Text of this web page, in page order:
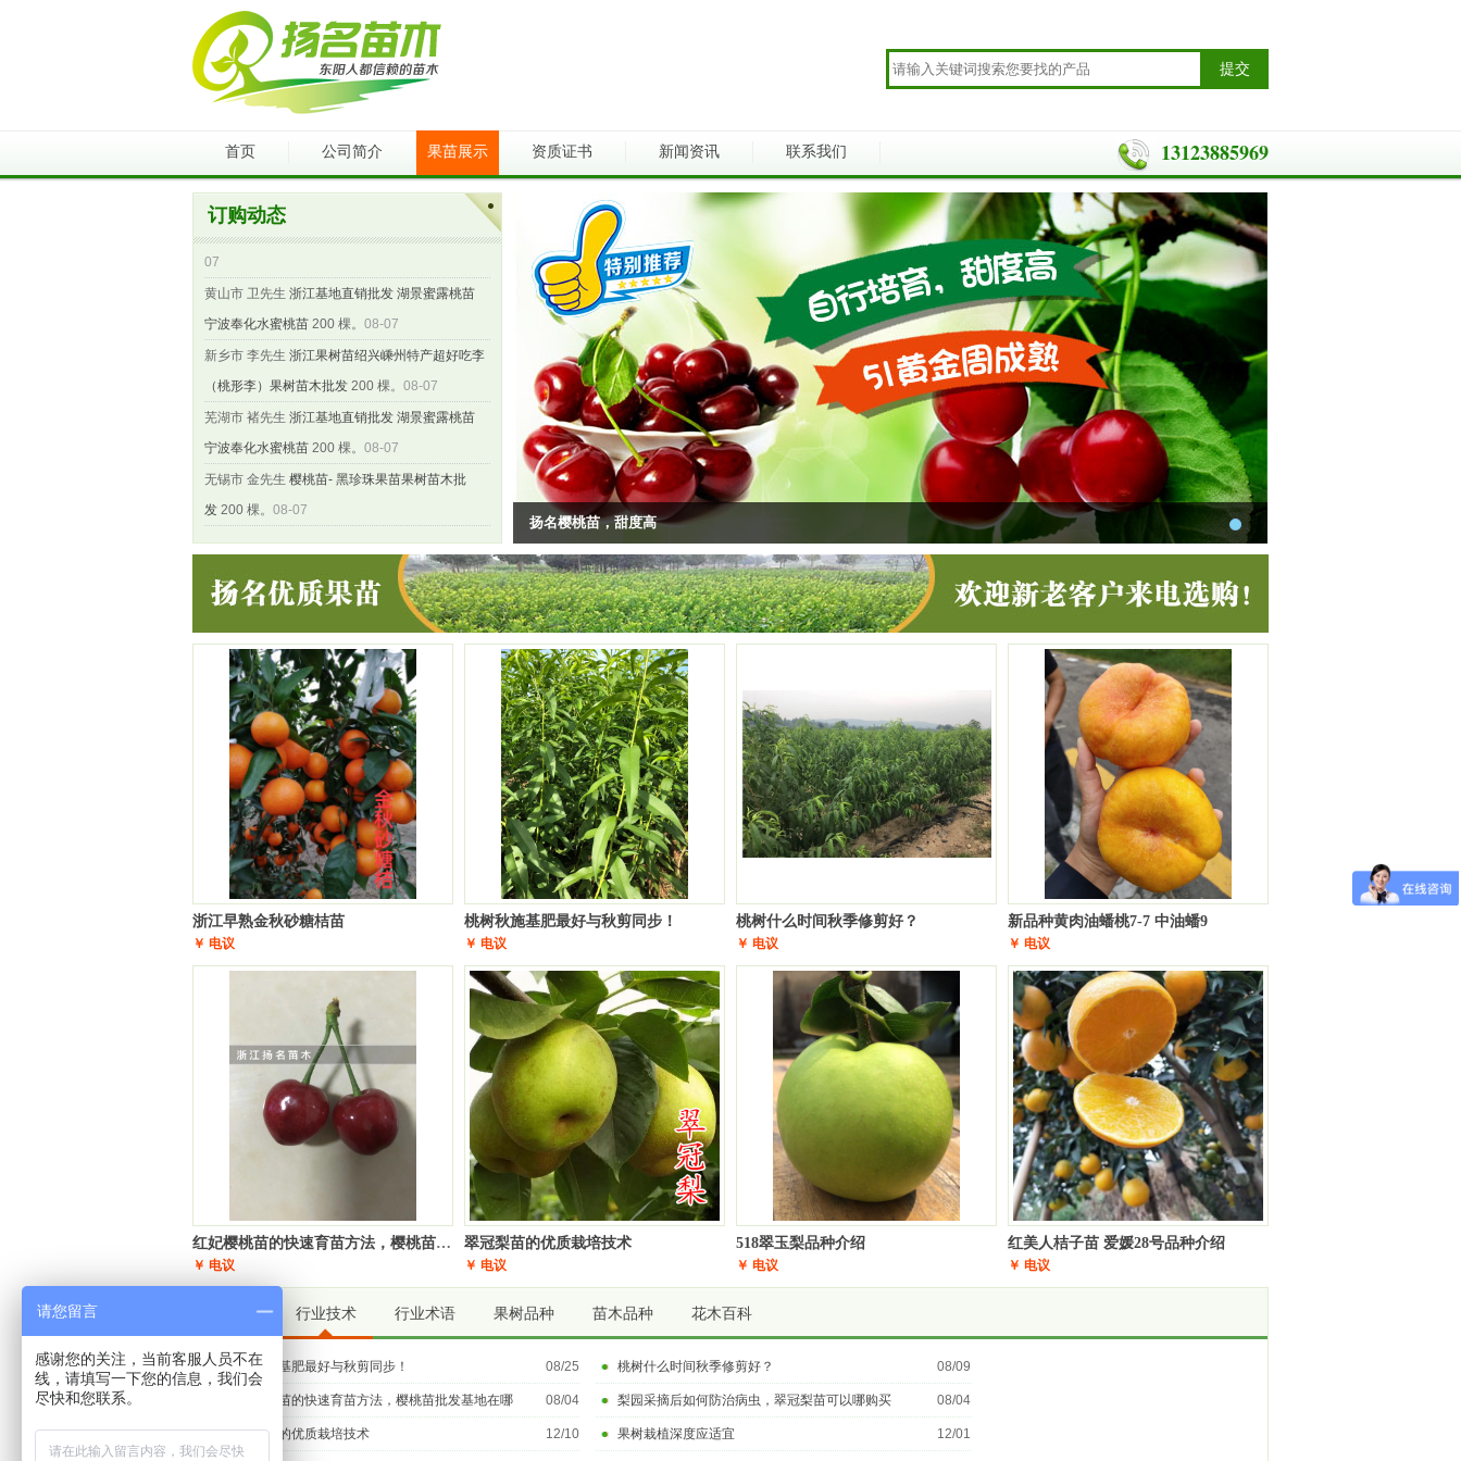
13123885969
首页 公司简介 果苗展示 资质证书 新闻资讯 联系我们
订购动态
驻马店市 何先生
浙江基地直销批发 大分早生苗
07
黄山市 卫先生 浙江基地直销批发 湖景蜜露桃苗
宁波奉化水蜜桃苗 200 棵。 08-07
新乡市 李先生 浙江果树苗绍兴嵊州特产超好吃李
（桃形李）果树苗木批发 200 棵。 08-07
芜湖市 褚先生 浙江基地直销批发 湖景蜜露桃苗
宁波奉化水蜜桃苗 200 棵。 08-07
无锡市 金先生 樱桃苗- 黑珍珠果苗果树苗木批
发 200 棵。 08-07
金华市 水先生浙江基地直销批发 湖景蜜露桃苗
08-07
舟山市 秦先生浙江 扬名果苗之樱桃果苗-葛家坞
果树苗木批发200 棵。08-07
周口市 凤先生盆栽果树苗金桔苗橘子树苗砂糖桔
桔子苗无籽蜜橘子当年结果苗200 棵。
巢湖市 杨先生浙江高糖度中熟锦绣黄桃苗新品种
果树苗 扬名果苗果树苗木批发 300 棵。
驻马店市 水先生浙江高糖度中熟锦绣黄桃苗新品
种果树苗 扬名果苗果树苗木批发200 棵。
黄山市 赵先生浙江基地直销批发 大分早生苗 大
分一号桔苗 特早熟大分1号橘树苗200 棵。
芜湖市 孙先生浙江【超低价出售】518翠玉果树
苗果树苗木批发
南京市 王先生浙江高糖度中熟锦绣黄桃苗新品种
果树苗 扬名果苗果树苗木批发
浙江基地直销批发 湖景蜜露桃苗
宁波奉化水蜜桃苗200 棵。08-07
阜阳市 马先生金华【超低价出售】82翠冠梨苗果
树苗果树苗木批发
300 棵。08-07
樱桃苗- 黑珍珠果苗果树苗木批
无锡市 窦先生盆栽果树苗金桔苗橘子树苗砂糖桔
桔子苗无籽蜜橘子当年结果苗300 棵。08-07
滁州市 吴先生盆栽果树苗金桔苗橘子树苗砂糖桔
桔子苗无籽蜜橘子当年结果苗
200 棵。08-07
（桃形李）果树苗木批发 200 棵。
安庆市 周先生浙江高糖度中熟锦绣黄桃苗新品种
果树苗 扬名果苗果树苗木批发
扬名樱桃苗，甜度高
浙江早熟金秋砂糖桔苗
￥ 电议
桃树秋施基肥最好与秋剪同步！
￥ 电议
桃树什么时间秋季修剪好？
￥ 电议
新品种黄肉油蟠桃7-7 中油蟠9
￥ 电议
红妃樱桃苗的快速育苗方法，樱桃苗批发基地在哪
￥ 电议
翠冠梨苗的优质栽培技术
￥ 电议
518翠玉梨品种介绍
￥ 电议
红美人桔子苗 爱媛28号品种介绍
￥ 电议
行业技术 行业术语 果树品种 苗木品种 花木百科
08/25
桃树秋施基肥最好与秋剪同步！ 08/09
桃树什么时间秋季修剪好？
08/04
红妃樱桃苗的快速育苗方法，樱桃苗批发基地在哪 08/04
梨园采摘后如何防治病虫，翠冠梨苗可以哪购买
12/10
翠冠梨苗的优质栽培技术 12/01
果树栽植深度应适宜
请您留言
感谢您的关注，当前客服人员不在
线，请填写一下您的信息，我们会
尽快和您联系。